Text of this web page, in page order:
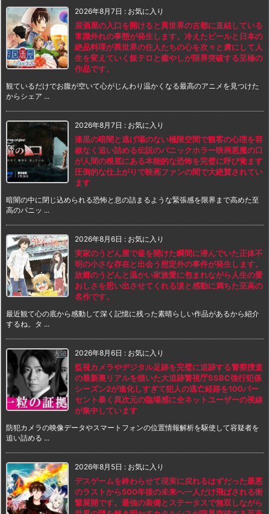
2026年8月7日 : お気に入り
居酒屋の入口を開けると異世界の古都に直結している
常識外れの事態が発生します。冷えたビールと日本の
絶品料理が異世界の住人たちの心を次々と虜にして人
生を変えていく飯テロと癒やしが限界突破する至極の
作品です。
観ているだけでお腹が空いて心がじんわり温かくなる最高のアニメを見つけた
からシェア ...
2026年8月7日 : お気に入り
漆黒の暗闇と逃げ場のない極限空間で観客の心理を容
赦なく追い詰める伝説のパニックホラー映画悪魔の口
が人間の根底にある本能的な恐怖を完璧に呼び覚ます
圧倒的な仕上がりで映画ファンの間で大絶賛されてい
ます
暗闇の中に閉じ込められる恐怖と息の詰まるような緊張感を限界まで高めた至
高のパニッ ...
2026年8月6日 : お気に入り
実家のうどん屋で釜を開けた瞬間に潜んでいた正体不
明の小さな存在と出会う想定外の事件が発生します。
故郷のうどんと温かい家族愛に包まれながら人生の愛
おしさを思い出させてくれる涙と感動に満ちた至高の
名作です。
最近観て心の底から感動して深く記憶に残った素晴らしい作品があるから紹介
するね。タ ...
2026年8月6日 : お気に入り
監視カメラやデジタル足跡を完璧に追跡する警察捜査
の最新裏リアルを描いた大追跡警視庁SSBC強行犯係
シーズン2が進化しすぎて犯人の逃亡経路を100パー
セント暴く異次元の臨場感に全ネットユーザーの視線
が集中しています
防犯カメラの映像データやスマートフォンの位置情報解析を駆使して容疑者を
追い詰める ...
2026年8月5日 : お気に入り
デスゲームを終わらせて現実に戻れるはずだった最悪
のラストから500年後の未来へ一人だけ飛ばされる衝
撃展開です。最強の装備とステータスで無双しながら